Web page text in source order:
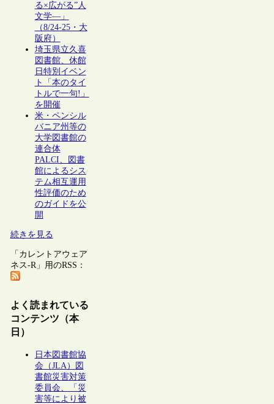
る×広がる”人
文学―」
（8/24-25・大
阪府）
埼玉県立久喜
図書館、休館
日特別イベン
ト「本のタイ
トルで一句!」
を開催
米・ペンシル
バニア州等の
大学図書館の
連合体
PALCI、図書
館によるシス
テム相互運用
性評価のため
のガイドを公
開
続きを見る
「カレントアウェア
ネス-R」用のRSS：
よく読まれている
コンテンツ（本
日）
日本図書館協
会（JLA）図
書館災害対策
委員会、「災
害等により被